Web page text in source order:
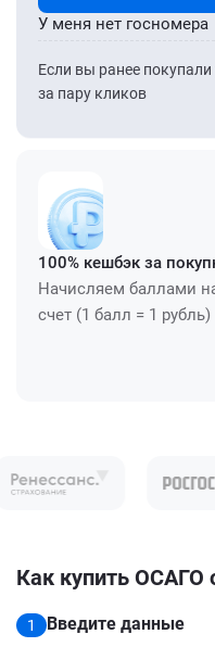
Если вы ранее
за пару кликов
У меня нет госномера
100% кешбэк за
Начисляем баллами
счет (1 балл = 1 рубль)
Как купить ОСАГО
1
Введите данные